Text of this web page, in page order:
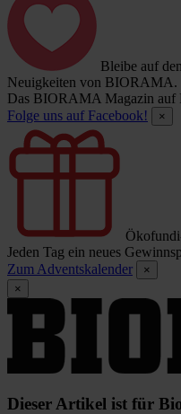
Bleibe auf
Neuigkeiten von BIORAMA.
Das BIORAMA Magazin auf
Folge uns auf Facebook!
×
Jeden Tag ein neues
Zum Adventskalender
×
×
Dieser Artikel ist für